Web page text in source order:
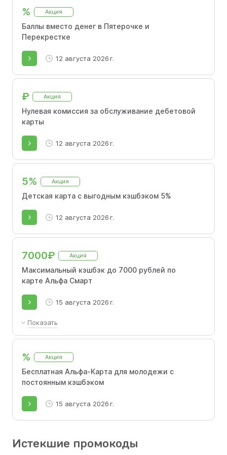
Перекрёстке достигает до 7%. 1 ₽ = 10
баллов. Например, при покупке на 100 ₽ вы
получите 7 ₽ = 70 баллов. Кэшбэк не
начисляется за товары по акции.
% Акция
Баллы вместо денег в Пятерочке и
Перекрестке
12 августа 2026 г.
₽ Акция
Нулевая комиссия за обслуживание дебетовой
карты
12 августа 2026 г.
5% Акция
Детская карта с выгодным кэшбэком 5%
12 августа 2026 г.
7000₽ Акция
Максимальный кэшбэк до 7000 рублей по
карте Альфа Смарт
15 августа 2026 г.
Показать
До 7000 ₽ - это максимальный размер
кэшбэка в месяц за покупки в определенных
категориях товаров.
% Акция
Бесплатная Альфа-Карта для молодежи с
постоянным кэшбэком
15 августа 2026 г.
Истекшие промокоды